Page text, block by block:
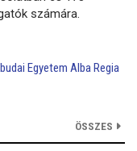
számára.
Egyetem Alba Regia
ÖSSZES